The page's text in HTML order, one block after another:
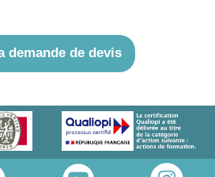
demande de devis